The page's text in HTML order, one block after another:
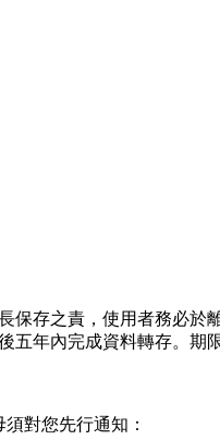
存之責，使用者務必於
五年內完成資料轉存。期
對您先行通知：